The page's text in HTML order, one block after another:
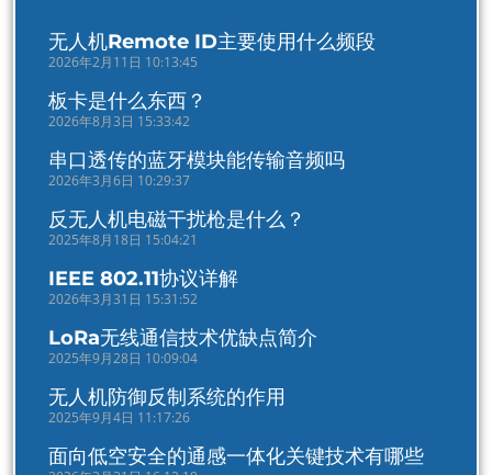
无人机Remote ID主要使用什么频段
2026年2月11日 10:13:45
板卡是什么东西？
2026年8月3日 15:33:42
串口透传的蓝牙模块能传输音频吗
2026年3月6日 10:29:37
反无人机电磁干扰枪是什么？
2025年8月18日 15:04:21
IEEE 802.11协议详解
2026年3月31日 15:31:52
LoRa无线通信技术优缺点简介
2025年9月28日 10:09:04
无人机防御反制系统的作用
2025年9月4日 11:17:26
面向低空安全的通感一体化关键技术有哪些